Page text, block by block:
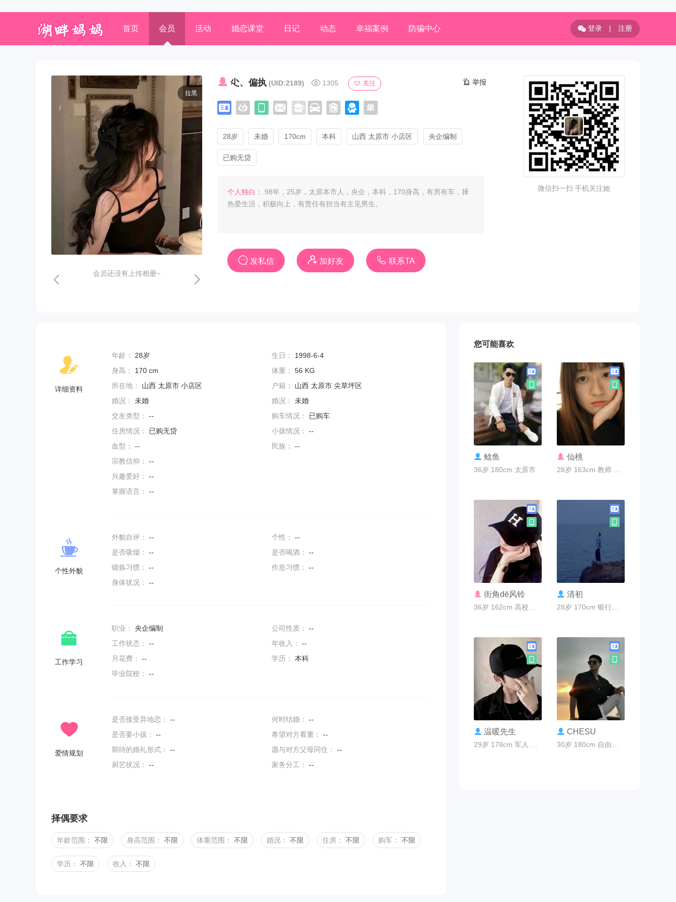
首页 会员 活动 婚恋课堂 日记 动态 幸福案例 防骗中心 登录 | 注册
拉黑
会员还没有上传相册~
尐、偏执 (UID:2189) 1305 关注 举报
28岁 未婚 170cm 本科 山西 太原市 小店区 央企编制
已购无贷
个人独白：
98年，25岁，太原本市人，央企，本科，170身高，有房有车，择
热爱生活，积极向上，有责任有担当有主见男生。
发私信 加好友 联系TA
微信扫一扫 手机关注她
详细资料
年龄： 28岁 生日：
1998-6-4
身高：
170 cm 体重：
56 KG
所在地：
山西 太原市 小店区 户籍：
山西 太原市 尖草坪区
婚况：
未婚 婚况：
未婚
交友类型：
-- 购车情况：
已购车
住房情况：
已购无贷 小孩情况：
--
血型：
-- 民族：
--
宗教信仰：
--
兴趣爱好：
--
掌握语言：
--
个性外貌
外貌自评： -- 个性：
--
是否吸烟：
-- 是否喝酒：
--
锻炼习惯：
-- 作息习惯：
--
身体状况：
--
工作学习
职业： 央企编制 公司性质：
--
工作状态：
-- 年收入：
--
月花费：
-- 学历：
本科
毕业院校：
--
爱情规划
是否接受异地恋： -- 何时结婚：
--
是否要小孩：
-- 希望对方看重：
--
期待的婚礼形式：
-- 愿与对方父母同住：
--
厨艺状况：
-- 家务分工： --
择偶要求
年龄范围： 不限 身高范围： 不限 体重范围： 不限 婚况： 不限 住房： 不限 购车： 不限
学历： 不限 收入： 不限
您可能喜欢
联系TA
鲶鱼
36岁 180cm 太原市
联系TA
仙桃
联系TA
街角dē风铃 联系TA
清初
联系TA
温暖先生 联系TA
CHESU